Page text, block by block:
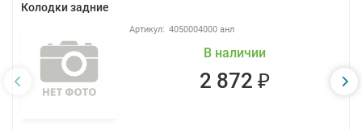
Колодки задние
4050004000 анл
В наличии
2 872 ₽